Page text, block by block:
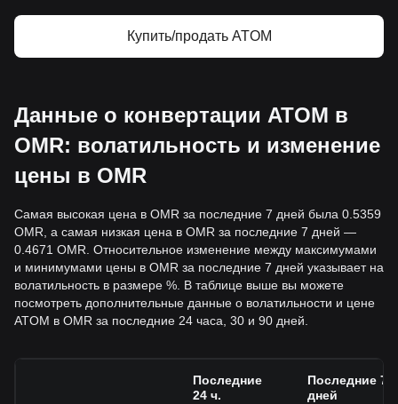
Купить/продать ATOM
Данные о конвертации ATOM в
OMR: волатильность и изменение
цены в OMR
Самая высокая цена в OMR за последние 7 дней была 0.5359
OMR, а самая низкая цена в OMR за последние 7 дней —
0.4671 OMR. Относительное изменение между максимумами
и минимумами цены в OMR за последние 7 дней указывает на
волатильность в размере %. В таблице выше вы можете
посмотреть дополнительные данные о волатильности и цене
ATOM в OMR за последние 24 часа, 30 и 90 дней.
Последние
24 ч.
Последние 7
дней